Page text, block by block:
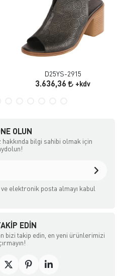
D25YS-2915
3.636,36 +kdv
OLUN
hakkında bilgi sahibi olmak için
elektronik posta almayı kabul
EDIN
bizi takip edin, en yeni ürünlerimizi